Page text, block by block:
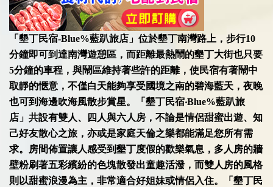
「墾丁民宿-Blue%藍趴旅店」位於墾丁南灣路上，步行10
分鐘即可到達南灣遊憩區，而距離最熱鬧的墾丁大街也只要
5分鐘的車程，與鬧區維持著些許的距離，使民宿有著鬧中
取靜的愜意，不僅白天能夠享受國境之南的碧海藍天，夜晚
也可到海邊吹海風散步賞星。「墾丁民宿‧Blue%藍趴旅
店」共設有雙人、四人與六人房，不論是情侶甜蜜出遊、知
己好友散心之旅，亦或是家庭天倫之樂都能滿足您所有需
求。房間佈置讓人感受到墾丁度假的歡樂氣息，多人房的牆
壁粉刷著五彩繽紛的色塊散發出童趣活潑，而雙人房的風格
則以甜蜜浪漫為主，非常適合好姐妹或情侶入住。「墾丁民